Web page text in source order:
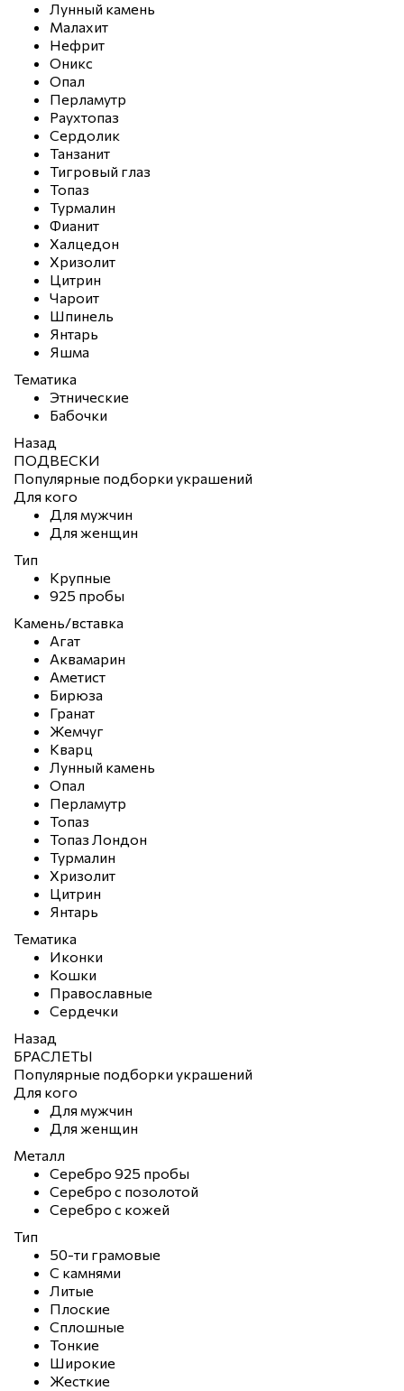
Лунный камень
Малахит
Нефрит
Оникс
Опал
Перламутр
Раухтопаз
Сердолик
Танзанит
Тигровый глаз
Топаз
Турмалин
Фианит
Халцедон
Хризолит
Цитрин
Чароит
Шпинель
Янтарь
Яшма
Тематика
Этнические
Бабочки
Назад
ПОДВЕСКИ
Популярные подборки украшений
Для кого
Для мужчин
Для женщин
Тип
Крупные
925 пробы
Камень/вставка
Агат
Аквамарин
Аметист
Бирюза
Гранат
Жемчуг
Кварц
Лунный камень
Опал
Перламутр
Топаз
Топаз Лондон
Турмалин
Хризолит
Цитрин
Янтарь
Тематика
Иконки
Кошки
Православные
Сердечки
Назад
БРАСЛЕТЫ
Популярные подборки украшений
Для кого
Для мужчин
Для женщин
Металл
Серебро 925 пробы
Серебро с позолотой
Серебро с кожей
Тип
50-ти грамовые
С камнями
Литые
Плоские
Сплошные
Тонкие
Широкие
Жесткие